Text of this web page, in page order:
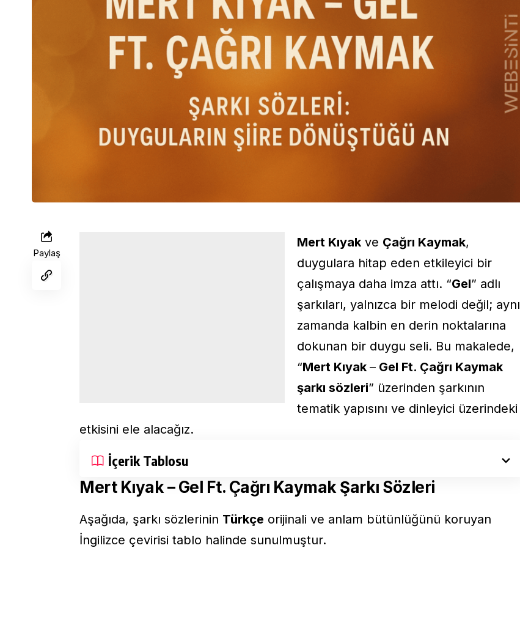
Paylaş
Mert Kıyak ve Çağrı Kaymak,
duygulara hitap eden etkileyici bir
çalışmaya daha imza attı. “Gel” adlı
şarkıları, yalnızca bir melodi değil; aynı
zamanda kalbin en derin noktalarına
dokunan bir duygu seli. Bu makalede,
“Mert Kıyak – Gel Ft. Çağrı Kaymak
şarkı sözleri” üzerinden şarkının
tematik yapısını ve dinleyici üzerindeki
etkisini ele alacağız.
İçerik Tablosu
Mert Kıyak – Gel Ft. Çağrı Kaymak Şarkı Sözleri
Aşağıda, şarkı sözlerinin Türkçe orijinali ve anlam bütünlüğünü koruyan
İngilizce çevirisi tablo halinde sunulmuştur.